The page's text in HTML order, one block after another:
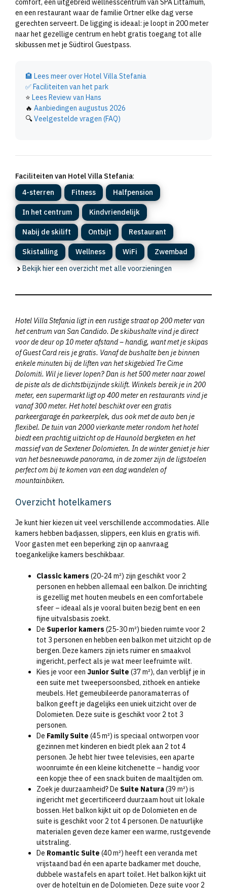
comfort, een uitgebreid wellnesscentrum van SPA Littamum,
en een restaurant waar de familie Ortner elke dag verse
gerechten serveert. De ligging is ideaal: je loopt in 200 meter
naar het gezellige centrum en hebt gratis toegang tot alle
skibussen met je Südtirol Guestpass.
🏨 Lees meer over Hotel Villa Stefania
✅ Faciliteiten van het park
⭐ Lees Review van Hans
🔥 Aanbiedingen augustus 2026
🔍Veelgestelde vragen (FAQ)
Faciliteiten van Hotel Villa Stefania:
4-sterren
Fitness Halfpension
In het centrum Kindvriendelijk
Nabij de skilift Ontbijt Restaurant
Skistalling Wellness WiFi
Zwembad
Bekijk hier een overzicht met alle voorzieningen
Hotel Villa Stefania ligt in een rustige straat op 200 meter van
het centrum van San Candido. De skibushalte vind je direct
voor de deur op 10 meter afstand – handig, want met je skipas
of Guest Card reis je gratis. Vanaf de bushalte ben je binnen
enkele minuten bij de liften van het skigebied Tre Cime
Dolomiti. Wil je liever lopen? Dan is het 500 meter naar zowel
de piste als de dichtstbijzijnde skilift. Winkels bereik je in 200
meter, een supermarkt ligt op 400 meter en restaurants vind je
vanaf 300 meter. Het hotel beschikt over een gratis
parkeergarage én parkeerplek, dus ook met de auto ben je
flexibel. De tuin van 2000 vierkante meter rondom het hotel
biedt een prachtig uitzicht op de Haunold bergketen en het
massief van de Sextener Dolomieten. In de winter geniet je hier
van het besneeuwde panorama, in de zomer zijn de ligstoelen
perfect om bij te komen van een dag wandelen of
mountainbiken.
Overzicht hotelkamers
Je kunt hier kiezen uit veel verschillende accommodaties. Alle
kamers hebben badjassen, slippers, een kluis en gratis wifi.
Voor gasten met een beperking zijn op aanvraag
toegankelijke kamers beschikbaar.
Classic kamers (20-24 m²) zijn geschikt voor 2
personen en hebben allemaal een balkon. De inrichting
is gezellig met houten meubels en een comfortabele
sfeer – ideaal als je vooral buiten bezig bent en een
fijne uitvalsbasis zoekt.
De Superior kamers (25-30 m²) bieden ruimte voor 2
tot 3 personen en hebben een balkon met uitzicht op de
bergen. Deze kamers zijn iets ruimer en smaakvol
ingericht, perfect als je wat meer leefruimte wilt.
Kies je voor een Junior Suite (37 m²), dan verblijf je in
een suite met tweepersoonsbed, zithoek en antieke
meubels. Het gemeubileerde panoramaterras of
balkon geeft je dagelijks een uniek uitzicht over de
Dolomieten. Deze suite is geschikt voor 2 tot 3
personen.
De Family Suite (45 m²) is speciaal ontworpen voor
gezinnen met kinderen en biedt plek aan 2 tot 4
personen. Je hebt hier twee televisies, een aparte
woonruimte én een kleine kitchenette – handig voor
een kopje thee of een snack buiten de maaltijden om.
Zoek je duurzaamheid? De Suite Natura (39 m²) is
ingericht met gecertificeerd duurzaam hout uit lokale
bossen. Het balkon kijkt uit op de Dolomieten en de
suite is geschikt voor 2 tot 4 personen. De natuurlijke
materialen geven deze kamer een warme, rustgevende
uitstraling.
De Romantic Suite (40 m²) heeft een veranda met
vrijstaand bad én een aparte badkamer met douche,
dubbele wastafels en apart toilet. Het balkon kijkt uit
over de hoteltuin en de Dolomieten. Deze suite voor 2